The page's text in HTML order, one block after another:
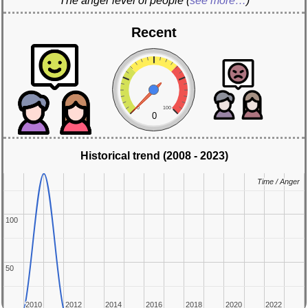
Recent
0 100
0
Historical trend (2008 - 2023)
2010
2010 2012
2012 2014
2014 2016
2016 2018
2018 2020
2020 2022
2022
50
50
100
100
Time / Anger
Time / Anger